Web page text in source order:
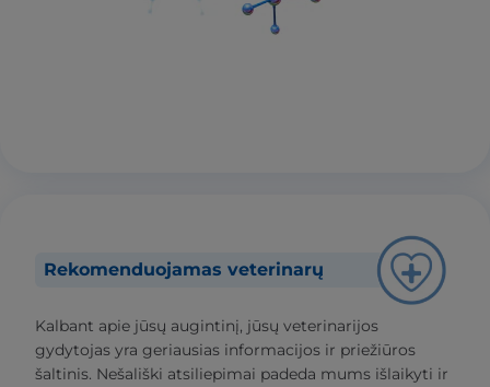
Rekomenduojamas veterinarų
Kalbant apie jūsų augintinį, jūsų veterinarijos
gydytojas yra geriausias informacijos ir priežiūros
šaltinis. Nešališki atsiliepimai padeda mums išlaikyti ir